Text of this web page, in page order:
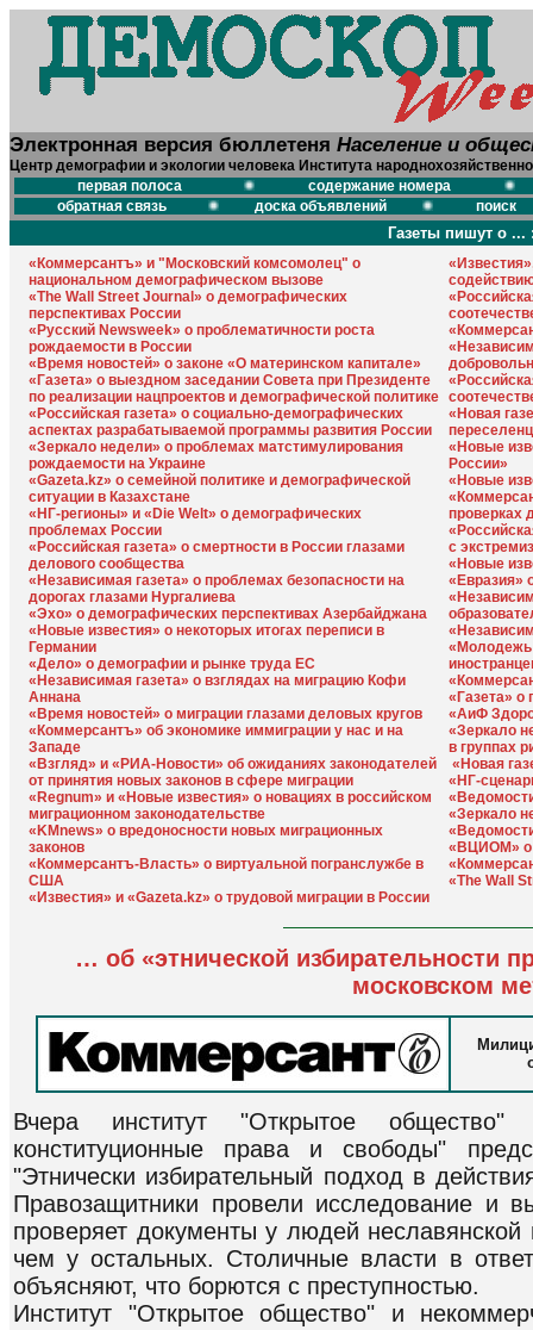
Электронная версия бюллетеня Население и
Центр демографии и экологии человека Института
первая полоса
содержание номера
обратная связь
доска объявлений поиск
Газеты пишут о ...
«Коммерсантъ» и "Московский комсомолец" о
национальном демографическом вызове
«The Wall Street Journal» о демографических
перспективах России
«Русский Newsweek» о проблематичности роста
рождаемости в России
«Время новостей» о законе «О материнском капитале»
«Газета» о выездном заседании Совета при Президенте
по реализации нацпроектов и демографической политике
«Российская газета» о социально-демографических
аспектах разрабатываемой программы развития России
«Зеркало недели» о проблемах матстимулирования
рождаемости на Украине
«Gazeta.kz» о семейной политике и демографической
ситуации в Казахстане
«НГ-регионы» и «Die Welt» о демографических
проблемах России
«Российская газета» о смертности в России глазами
делового сообщества
«Независимая газета» о проблемах безопасности на
дорогах глазами Нургалиева
«Эхо» о демографических перспективах Азербайджана
«Новые известия» о некоторых итогах переписи в
Германии
«Дело» о демографии и рынке труда ЕС
«Независимая газета» о взглядах на миграцию Кофи
Аннана
«Время новостей» о миграции глазами деловых кругов
«Коммерсантъ» об экономике иммиграции у нас и на
Западе
«Взгляд» и «РИА-Новости» об ожиданиях законодателей
от принятия новых законов в сфере миграции
«Regnum» и «Новые известия» о новациях в российском
миграционном законодательстве
«KMnews» о вредоносности новых миграционных
законов
«Коммерсантъ-Власть» о виртуальной погранслужбе в
США
«Известия» и «Gazeta.kz» о трудовой миграции в России
«Новая
«Новые
России»
«Новые
проверках
с
«Новые
«Евразия»
«Молодежь
«Газета» о
«АиФ
«Зеркало
в группах
«Новая
«НГ-
«Зеркало
«ВЦИОМ» о
«The Wall
… об «этнической избирательности
московском
Вчера институт "Открытое
конституционные права и свободы"
"Этнически избирательный подход в
Правозащитники провели исследование и
проверяет документы у людей
чем у остальных. Столичные власти в
объясняют, что борются с преступностью.
Институт "Открытое общество" и